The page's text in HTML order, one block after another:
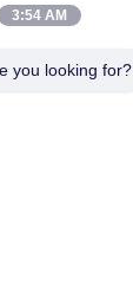
3:54 AM
you looking for?